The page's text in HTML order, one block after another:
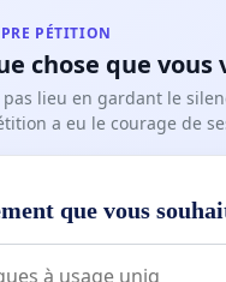
PÉTITION
chose que vous
lieu en gardant le
a eu le courage de
que vous